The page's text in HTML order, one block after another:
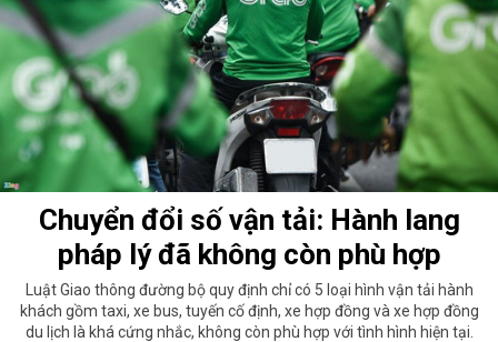
Chuyển đổi số vận tải: Hành lang
pháp lý đã không còn phù hợp
Luật Giao thông đường bộ quy định chỉ có 5 loại hình vận tải hành
khách gồm taxi, xe bus, tuyến cố định, xe hợp đồng và xe hợp đồng
du lịch là khá cứng nhắc, không còn phù hợp với tình hình hiện tại.